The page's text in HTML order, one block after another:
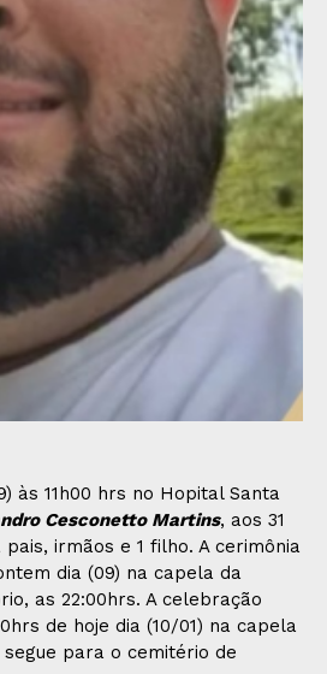
às 11h00 hrs no Hopital Santa
Cesconetto Martins, aos 31
irmãos e 1 filho. A cerimônia
dia (09) na capela da
as 22:00hrs. A celebração
de hoje dia (10/01) na capela
para o cemitério de